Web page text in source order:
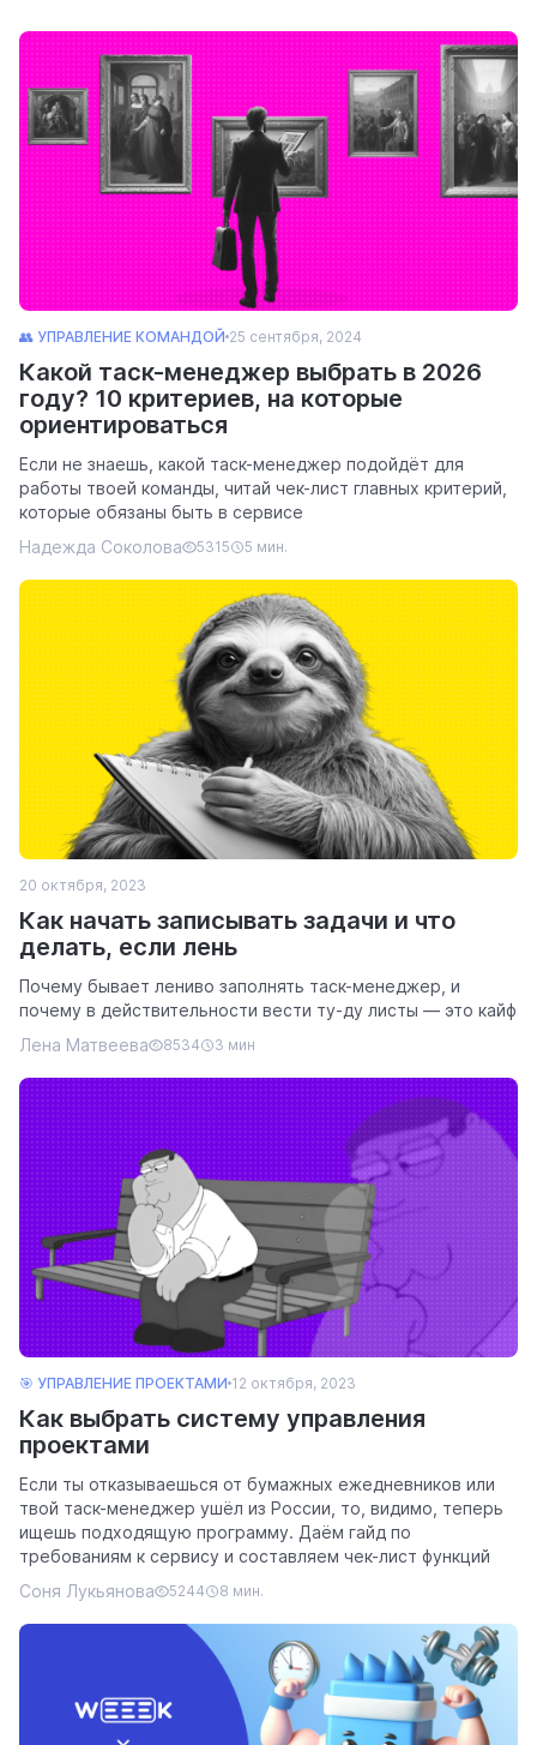
👥 УПРАВЛЕНИЕ КОМАНДОЙ 25 сентября, 2024
Какой таск-менеджер выбрать в 2026
году? 10 критериев, на которые
ориентироваться
Если не знаешь, какой таск-менеджер подойдёт для
работы твоей команды, читай чек-лист главных критерий,
которые обязаны быть в сервисе
Надежда Соколова
5315 5 мин.
20 октября, 2023
Как начать записывать задачи и что
делать, если лень
Почему бывает лениво заполнять таск-менеджер, и
почему в действительности вести ту-ду листы — это кайф
Лена Матвеева
8534 3 мин
🎯 УПРАВЛЕНИЕ ПРОЕКТАМИ 12 октября, 2023
Как выбрать систему управления
проектами
Если ты отказываешься от бумажных ежедневников или
твой таск-менеджер ушёл из России, то, видимо, теперь
ищешь подходящую программу. Даём гайд по
требованиям к сервису и составляем чек-лист функций
Соня Лукьянова
5244 8 мин.